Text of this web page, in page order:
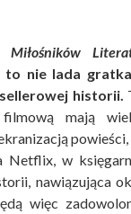
Miłośników
nie lada
historii.
mają
Netflix, w
nawiązująca
więc